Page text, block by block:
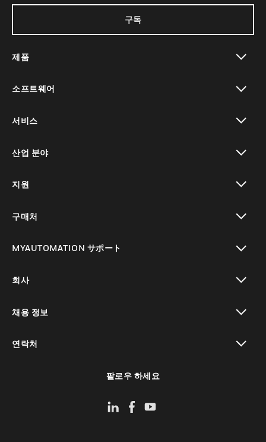
구독
제품
소프트웨어
서비스
산업 분야
지원
구매처
MYAUTOMATION サポート
회사
채용 정보
연락처
팔로우 하세요